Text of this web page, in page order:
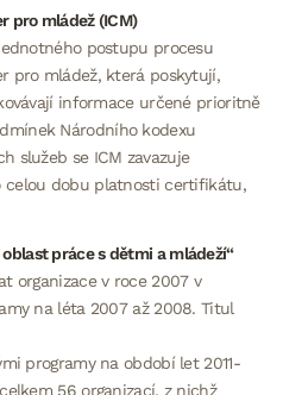
pro mládež (ICM)
postupu procesu
pro mládež, která poskytují,
informace určené prioritně
Národního kodexu
služeb se ICM zavazuje
celou dobu platnosti certifikátu,
práce s dětmi a mládeží“
organizace v roce 2007 v
na léta 2007 až 2008. Titul
programy na období let 2011-
56 organizací, z nichž